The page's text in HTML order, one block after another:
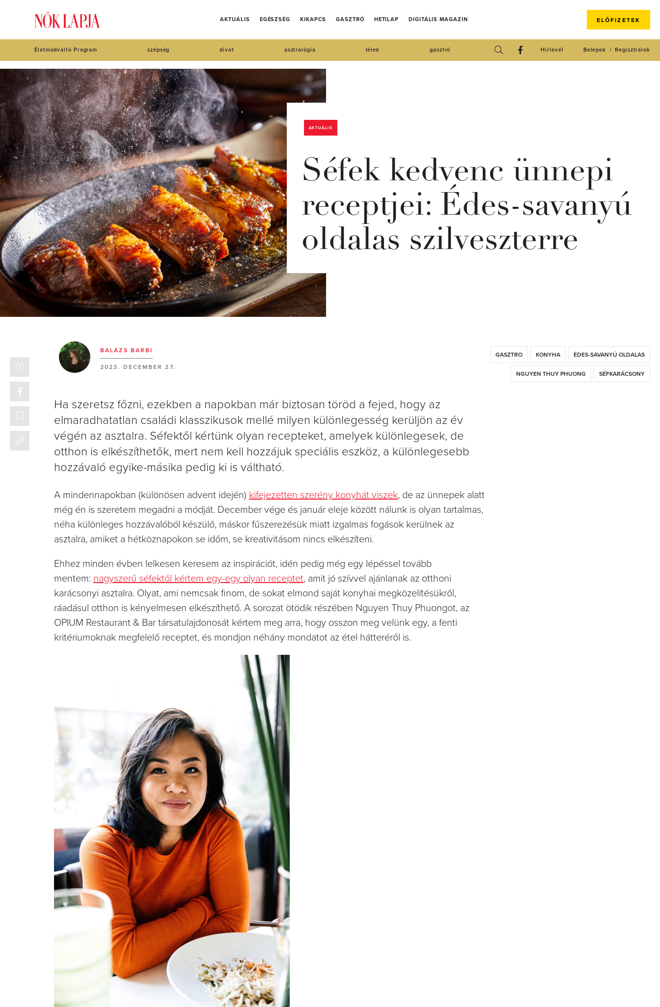
AKTUÁLIS EGÉSZSÉG KIKAPCS GASZTRÓ HETILAP DIGITÁLIS MAGAZIN ELŐFIZETEK
Életmódváltó Program szépség divat asztrológia lélek gasztró Regisztrálok
Belépek
Hírlevél
AKTUÁLIS
Séfek kedvenc ünnepi
receptjei: Édes-savanyú
oldalas szilveszterre
BALÁZS BARBI
2023. DECEMBER 27.
GASZTRO KONYHA ÉDES-SAVANYÚ OLDALAS
NGUYEN THUY PHUONG SÉFKARÁCSONY
Ha szeretsz főzni, ezekben a napokban már biztosan töröd a fejed, hogy az
elmaradhatatlan családi klasszikusok mellé milyen különlegesség kerüljön az év
végén az asztalra. Séfektől kértünk olyan recepteket, amelyek különlegesek, de
otthon is elkészíthetők, mert nem kell hozzájuk speciális eszköz, a különlegesebb
hozzávaló egyike-másika pedig ki is váltható.
A mindennapokban (különösen advent idején) kifejezetten szerény konyhát viszek, de az ünnepek alatt
még én is szeretem megadni a módját. December vége és január eleje között nálunk is olyan tartalmas,
néha különleges hozzávalóból készülő, máskor fűszerezésük miatt izgalmas fogások kerülnek az
asztalra, amiket a hétköznapokon se időm, se kreativitásom nincs elkészíteni.
Ehhez minden évben lelkesen keresem az inspirációt, idén pedig még egy lépéssel tovább
mentem: nagyszerű séfektől kértem egy-egy olyan receptet, amit jó szívvel ajánlanak az otthoni
karácsonyi asztalra. Olyat, ami nemcsak finom, de sokat elmond saját konyhai megközelítésükről,
ráadásul otthon is kényelmesen elkészíthető. A sorozat ötödik részében Nguyen Thuy Phuongot, az
OPIUM Restaurant & Bar társatulajdonosát kértem meg arra, hogy osszon meg velünk egy, a fenti
kritériumoknak megfelelő receptet, és mondjon néhány mondatot az étel hátteréről is.